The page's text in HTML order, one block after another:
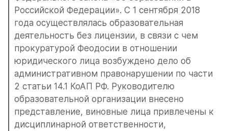
Российской Федерации». С 1 сентября 2018
года осуществлялась образовательная
деятельность без лицензии, в связи с чем
прокуратурой Феодосии в отношении
юридического лица возбуждено дело об
административном правонарушении по части
2 статьи 14.1 КоАП РФ. Руководителю
образовательной организации внесено
представление, виновные лица привлечены к
дисциплинарной ответственности,